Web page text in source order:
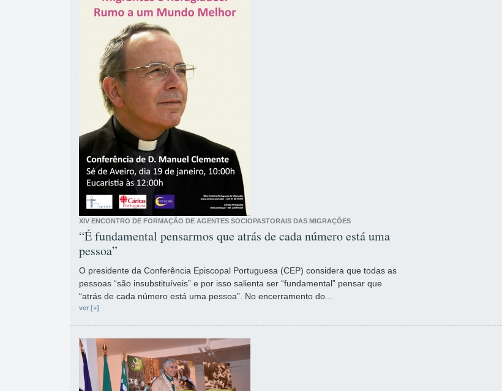
XIV ENCONTRO DE FORMAÇÃO DE AGENTES SOCIOPASTORAIS DAS MIGRAÇÕES
“É fundamental pensarmos que atrás de cada número está uma
pessoa”
O presidente da Conferência Episcopal Portuguesa (CEP) considera que todas as
pessoas “são insubstituíveis” e por isso salienta ser “fundamental” pensar que
“atrás de cada número está uma pessoa”. No encerramento do...
ver [+]